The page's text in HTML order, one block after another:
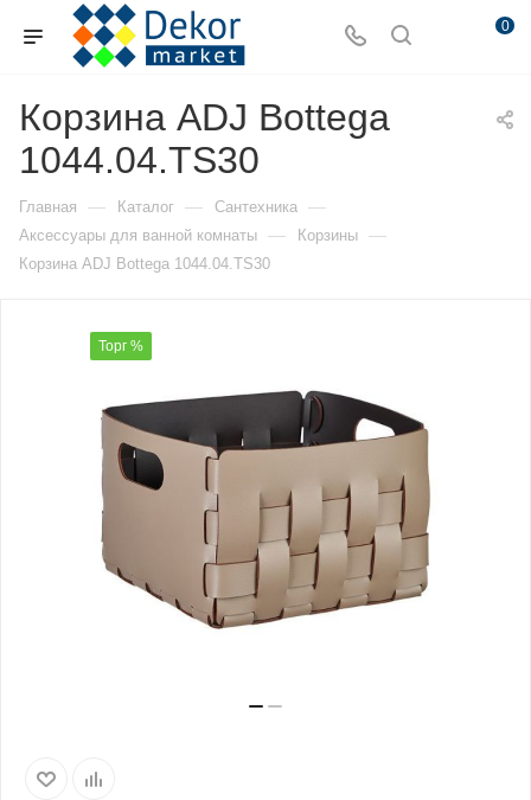
0
Корзина ADJ Bottega
1044.04.TS30
Главная — Каталог — Сантехника —
Аксессуары для ванной комнаты — Корзины —
Корзина ADJ Bottega 1044.04.TS30
Торг %